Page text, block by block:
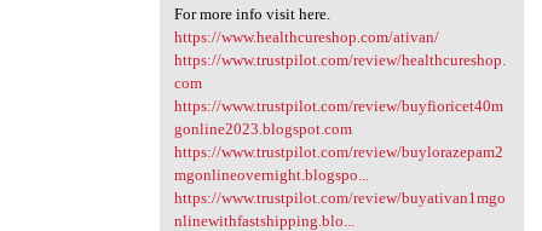
For more info visit here.
https://www.healthcureshop.com/ativan/
https://www.trustpilot.com/review/healthcureshop.
com
https://www.trustpilot.com/review/buyfioricet40m
gonline2023.blogspot.com
https://www.trustpilot.com/review/buylorazepam2
mgonlineovernight.blogspo...
https://www.trustpilot.com/review/buyativan1mgo
nlinewithfastshipping.blo...